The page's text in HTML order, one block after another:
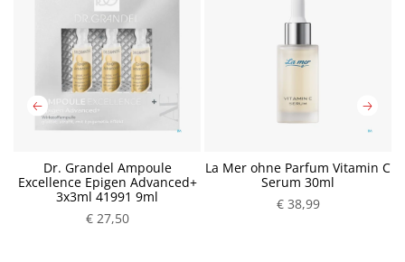
Dr. Grandel Ampoule
Excellence Epigen Advanced+
3x3ml 41991 9ml
€ 27,50
La Mer ohne Parfum Vitamin C
Serum 30ml
€ 38,99